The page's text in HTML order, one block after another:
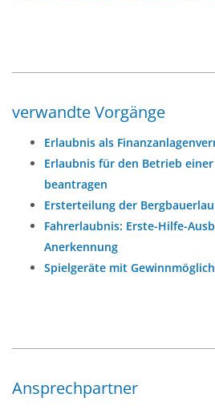
verwandte Vorgänge
Erlaubnis als
Erlaubnis für den Betrieb
beantragen
Ersterteilung der
Fahrerlaubnis: Erste-Hilfe-
Anerkennung
Spielgeräte mit
Ansprechpartner